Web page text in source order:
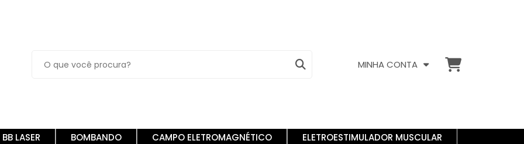
MINHA CONTA
BB LASER BOMBANDO CAMPO ELETROMAGNÉTICO ELETROESTIMULADOR MUSCULAR